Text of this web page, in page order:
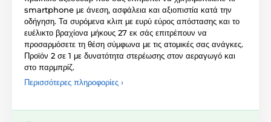
smartphone με άνεση, ασφάλεια και αξιοπιστία κατά την
οδήγηση. Τα συρόμενα κλιπ με ευρύ εύρος απόστασης και το
ευέλικτο βραχίονα μήκους 27 εκ σάς επιτρέπουν να
προσαρμόσετε τη θέση σύμφωνα με τις ατομικές σας ανάγκες.
Προϊόν 2 σε 1 με δυνατότητα στερέωσης στον αεραγωγό και
στο παρμπρίζ.
Περισσότερες πληροφορίες ›